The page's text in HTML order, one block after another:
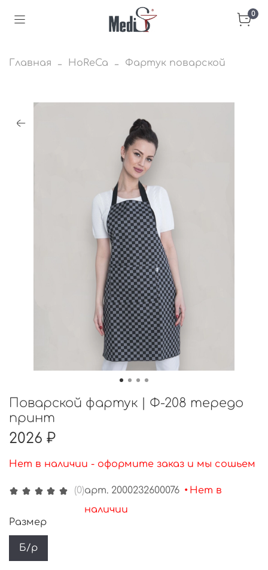
0
Главная HoReCa Фартук поварской
(0)арт. 2000232600076 • Нет в
наличии
Поварской фартук | Ф-208 тередо
принт
2026 ₽
Нет в наличии - оформите заказ и мы сошьем
Размер
Б/р